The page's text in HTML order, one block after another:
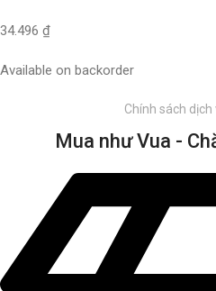
34.496 ₫
Available on backorder
Chính sách
Mua như Vua -